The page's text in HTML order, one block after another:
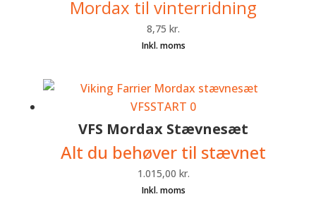
Mordax til vinterridning
8,75kr.
VFS Mordax Stævnesæt
Alt du behøver til stævnet
1.015,00 kr.